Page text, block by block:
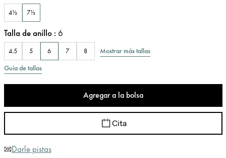
4½ 7½
Talla de anillo : 6
4.5 5 6 7 8
Mostrar más tallas
Guía de tallas
Agregar a la bolsa
Cita
Darle pistas